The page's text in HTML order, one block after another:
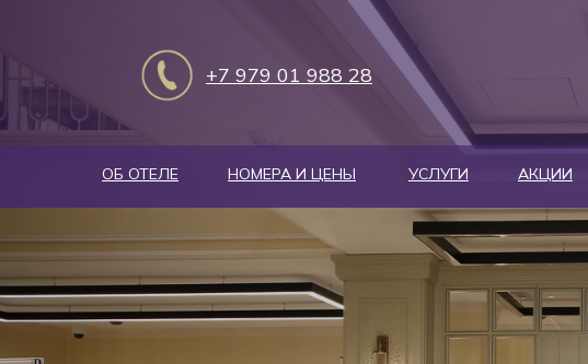
АКЦИИ
УСЛУГИ
НОМЕРА И ЦЕНЫ
ОБ ОТЕЛЕ
+7 979 01 988 28